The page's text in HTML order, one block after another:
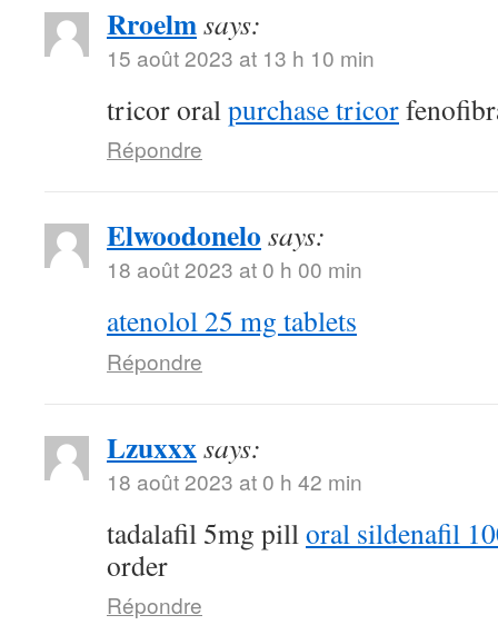
Rroelmsays:
15 août 2023 at 13 h 10 min
tricor oralpurchase tricor
Répondre
Elwoodonelo says:
18 août 2023 at 0 h 00 min
atenolol 25 mg tablets
Répondre
Lzuxxxsays:
18 août 2023 at 0 h 42 min
tadalafil 5mg pilloral sildenafil
order
Répondre